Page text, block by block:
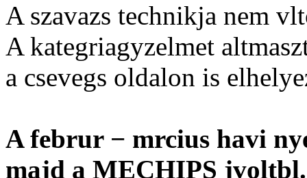
A szavazs technikja nem
A kategriagyzelmet
a csevegs oldalon is
A februr − mrcius havi
majd a MECHIPS jvoltbl.